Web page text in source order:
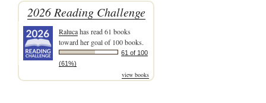
2026 Reading Challenge
Ralucahas read 61 books
toward her goal of 100 books.
61 of 100
(61%)
view books